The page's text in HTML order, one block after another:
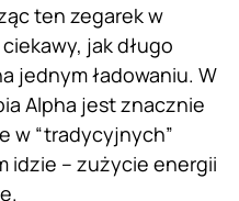
ten zegarek w
jak długo
jednym ładowaniu. W
Alpha jest znacznie
w “tradycyjnych”
idzie – zużycie energii